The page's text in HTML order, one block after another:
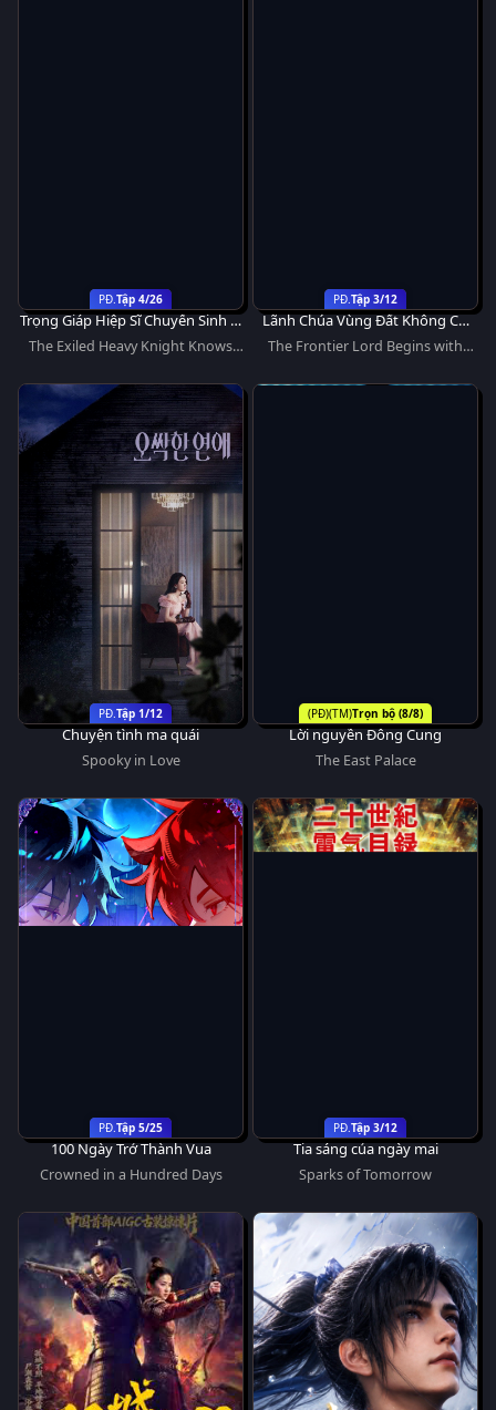
Tập 4/26
Trọng Giáp Hiệp Sĩ Chuyển Sinh Bị
Lưu Đày Trở Nên Vô Địch Nhờ
The Exiled Heavy Knight Knows
Tập 3/12
Lãnh Chúa Vùng Đất Không Cư
Dân
The Frontier Lord Begins with
Tập 1/12
Chuyện tình ma quái
Spooky in Love
Trọn bộ (8/8)
Lời nguyền Đông Cung
The East Palace
Tập 5/25
100 Ngày Trở Thành Vua
Crowned in a Hundred Days
Tập 3/12
Tia sáng của ngày mai
Sparks of Tomorrow